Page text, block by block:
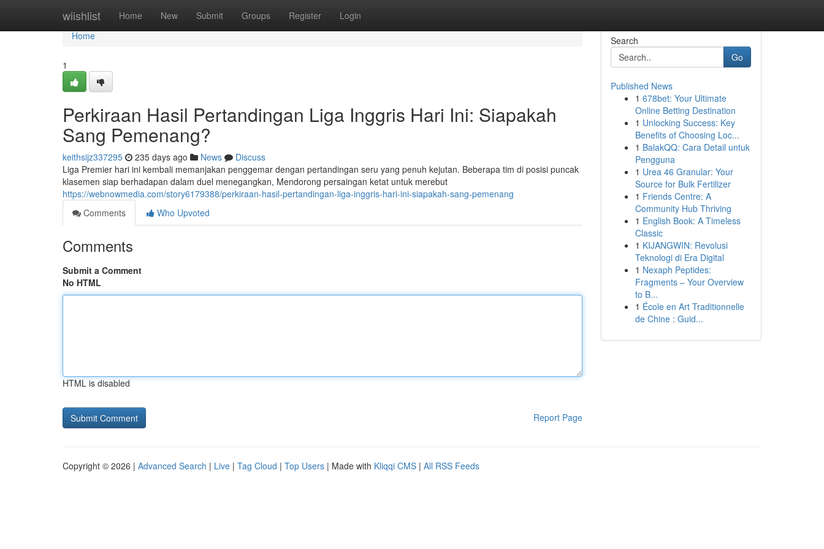
wiishlist Home New Submit Groups Register Login
Home
Home
1
Perkiraan Hasil Pertandingan Liga Inggris Hari Ini: Siapakah
Sang Pemenang?
keithsijz337295 235 days ago News
Discuss
Liga Premier hari ini kembali memanjakan penggemar dengan pertandingan seru yang penuh kejutan. Beberapa tim di posisi puncak
klasemen siap berhadapan dalam duel menegangkan, Mendorong persaingan ketat untuk merebut
https://webnowmedia.com/story6179388/perkiraan-hasil-pertandingan-liga-inggris-hari-ini-siapakah-sang-pemenang
Comments
Who Upvoted
Comments
Submit a Comment
No HTML
HTML is disabled
Report Page
Search
Go
Published News
1 678bet: Your Ultimate
Online Betting Destination
1 Unlocking Success: Key
Benefits of Choosing Loc...
1 BalakQQ: Cara Detail untuk
Pengguna
1 Urea 46 Granular: Your
Source for Bulk Fertilizer
1 Friends Centre: A
Community Hub Thriving
1 English Book: A Timeless
Classic
1 KIJANGWIN: Revolusi
Teknologi di Era Digital
1 Nexaph Peptides:
Fragments – Your Overview
to B...
1 École en Art Traditionnelle
de Chine : Guid...
Copyright © 2026 | Advanced Search | Live | Tag Cloud | Top Users | Made with Kliqqi CMS | All RSS Feeds